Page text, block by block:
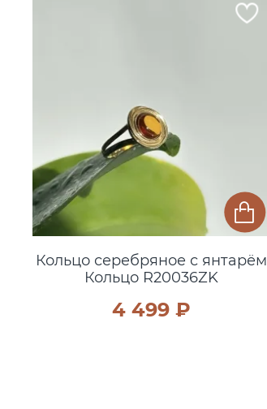
Кольцо серебряное с янтарём
Кольцо R20036ZK
4 499 ₽